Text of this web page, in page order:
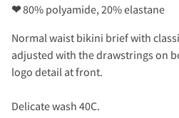
❤80% polyamide, 20% elastane
Normal waist bikini brief with
adjusted with the drawstrings on
logo detail at front.
Delicate wash 40C.